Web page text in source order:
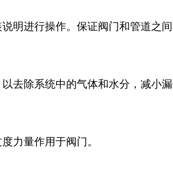
明进行操作。保证阀门和管道之间
去除系统中的气体和水分，减小漏
力量作用于阀门。